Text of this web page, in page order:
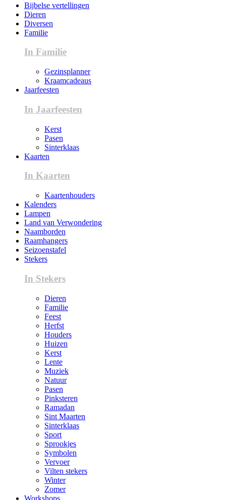
Bijbelse vertellingen
Dieren
Diversen
Familie
In Familie
Gezinsplanner
Kraamcadeaus
Jaarfeesten
In Jaarfeesten
Kerst
Pasen
Sinterklaas
Kaarten
In Kaarten
Kaartenhouders
Kalenders
Lampen
Land van Verwondering
Naamborden
Raamhangers
Seizoenstafel
Stekers
In Stekers
Dieren
Familie
Feest
Herfst
Houders
Huizen
Kerst
Lente
Muziek
Natuur
Pasen
Pinksteren
Ramadan
Sint Maarten
Sinterklaas
Sport
Sprookjes
Symbolen
Vervoer
Vilten stekers
Winter
Zomer
Workshops